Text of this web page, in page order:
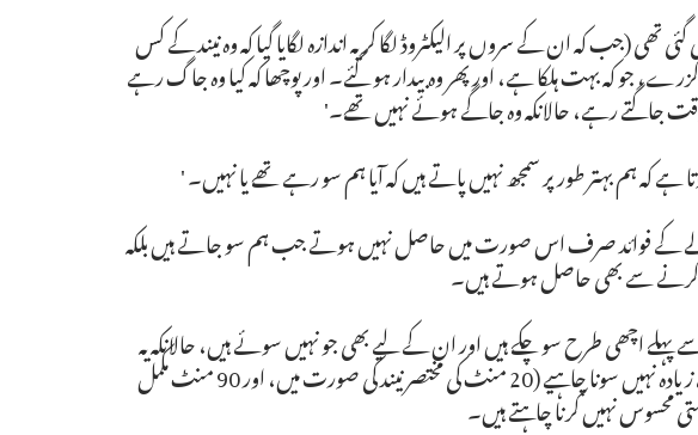
(جب کہ ان کے سروں پر الیکٹروڈ لگا کر یہ اندازہ لگایا گیا کہ وہ نیند کے کس
جو کہ بہت ہلکا ہے، اور پھر وہ بیدار ہو گئے۔ اور پوچھا کہ کیا وہ جاگ رہے
کہ ہم بہتر طور پر سمجھ نہیں پاتے ہیں کہ آیا ہم سو رہے تھے یا نہیں۔ '
کے فوائد صرف اس صورت میں حاصل نہیں ہوتے جب ہم سو جاتے ہیں بلکہ
پہلے اچھی طرح سو چکے ہیں اور ان کے لیے بھی جو نہیں سوئے ہیں، حالانکہ یہ
ذہن میں رکھنا چاہیے کہ ہمیں ایک خاص وقت سے زیادہ نہیں سونا چاہیے (20 منٹ کی مختصر نیند کی صورت میں، اور 90 منٹ مکمل
محسوس نہیں کرنا چاہتے ہیں۔